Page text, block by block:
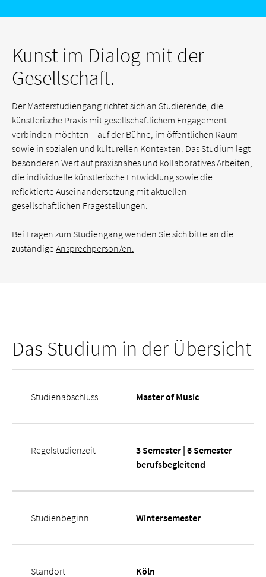
Kunst im Dialog mit der
Gesellschaft.
Der Masterstudiengang richtet sich an Studierende, die
künstlerische Praxis mit gesellschaftlichem Engagement
verbinden möchten – auf der Bühne, im öffentlichen Raum
sowie in sozialen und kulturellen Kontexten. Das Studium legt
besonderen Wert auf praxisnahes und kollaboratives Arbeiten,
die individuelle künstlerische Entwicklung sowie die
reflektierte Auseinandersetzung mit aktuellen
gesellschaftlichen Fragestellungen.
Bei Fragen zum Studiengang wenden Sie sich bitte an die
zuständigeAnsprechperson/en.
Das Studium in der Übersicht
Studienabschluss Master of Music
Regelstudienzeit
3 Semester | 6 Semester
berufsbegleitend
Studienbeginn Wintersemester
Standort Köln